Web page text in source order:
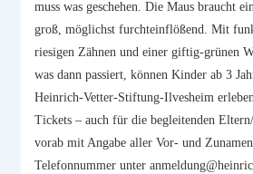
muss was geschehen. Die Maus braucht
groß, möglichst furchteinflößend. Mit
riesigen Zähnen und einer giftig-grünen
was dann passiert, können Kinder ab 3
Heinrich-Vetter-Stiftung-Ilvesheim
Tickets – auch für die begleitenden
vorab mit Angabe aller Vor- und
Telefonnummer unter